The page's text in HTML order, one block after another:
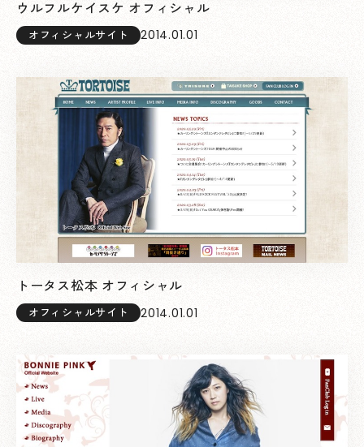
ウルフルケイスケ オフィシャル
オフィシャルサイト 2014.01.01
トータス松本 オフィシャル
オフィシャルサイト 2014.01.01